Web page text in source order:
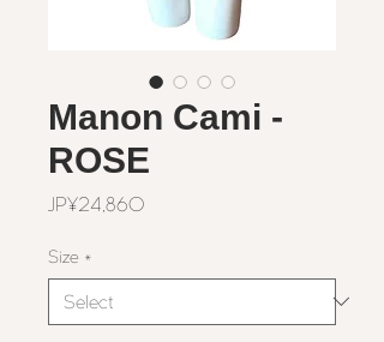
Manon Cami -
ROSE
JP¥24,860
Size *